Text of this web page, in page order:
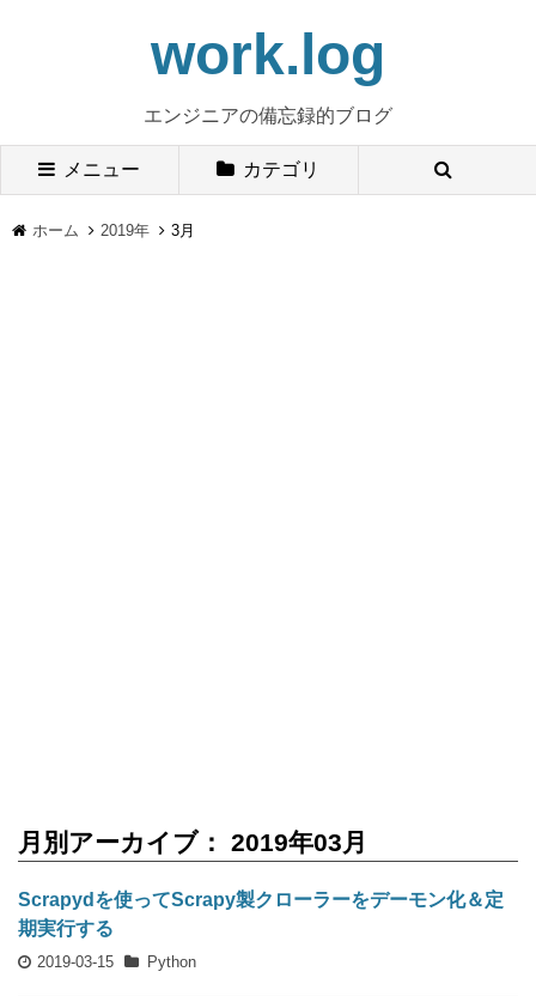
work.log
エンジニアの備忘録的ブログ
メニュー カテゴリ
ホーム 2019年 3月
月別アーカイブ： 2019年03月
Scrapydを使ってScrapy製クローラーをデーモン化＆定
期実行する
2019-03-15 Python